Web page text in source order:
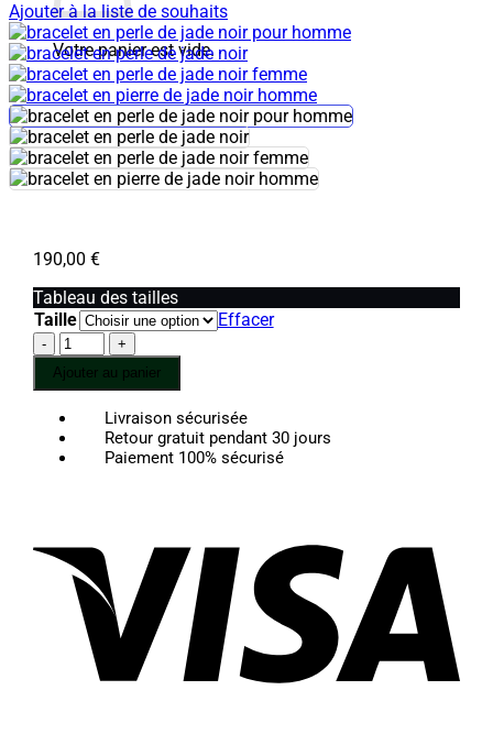
Votre panier est vide.
Ajouter à la liste de souhaits
190,00 €
Tableau des tailles
Taille
Effacer
quantité
de
Olivia
Bracelet
Jade
noir
Ajouter au panier
Livraison sécurisée
Retour gratuit pendant 30 jours
Paiement 100% sécurisé